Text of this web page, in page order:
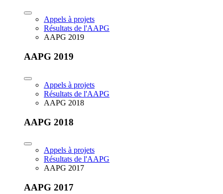
Appels à projets
Résultats de l'AAPG
AAPG 2019
AAPG 2019
Appels à projets
Résultats de l'AAPG
AAPG 2018
AAPG 2018
Appels à projets
Résultats de l'AAPG
AAPG 2017
AAPG 2017